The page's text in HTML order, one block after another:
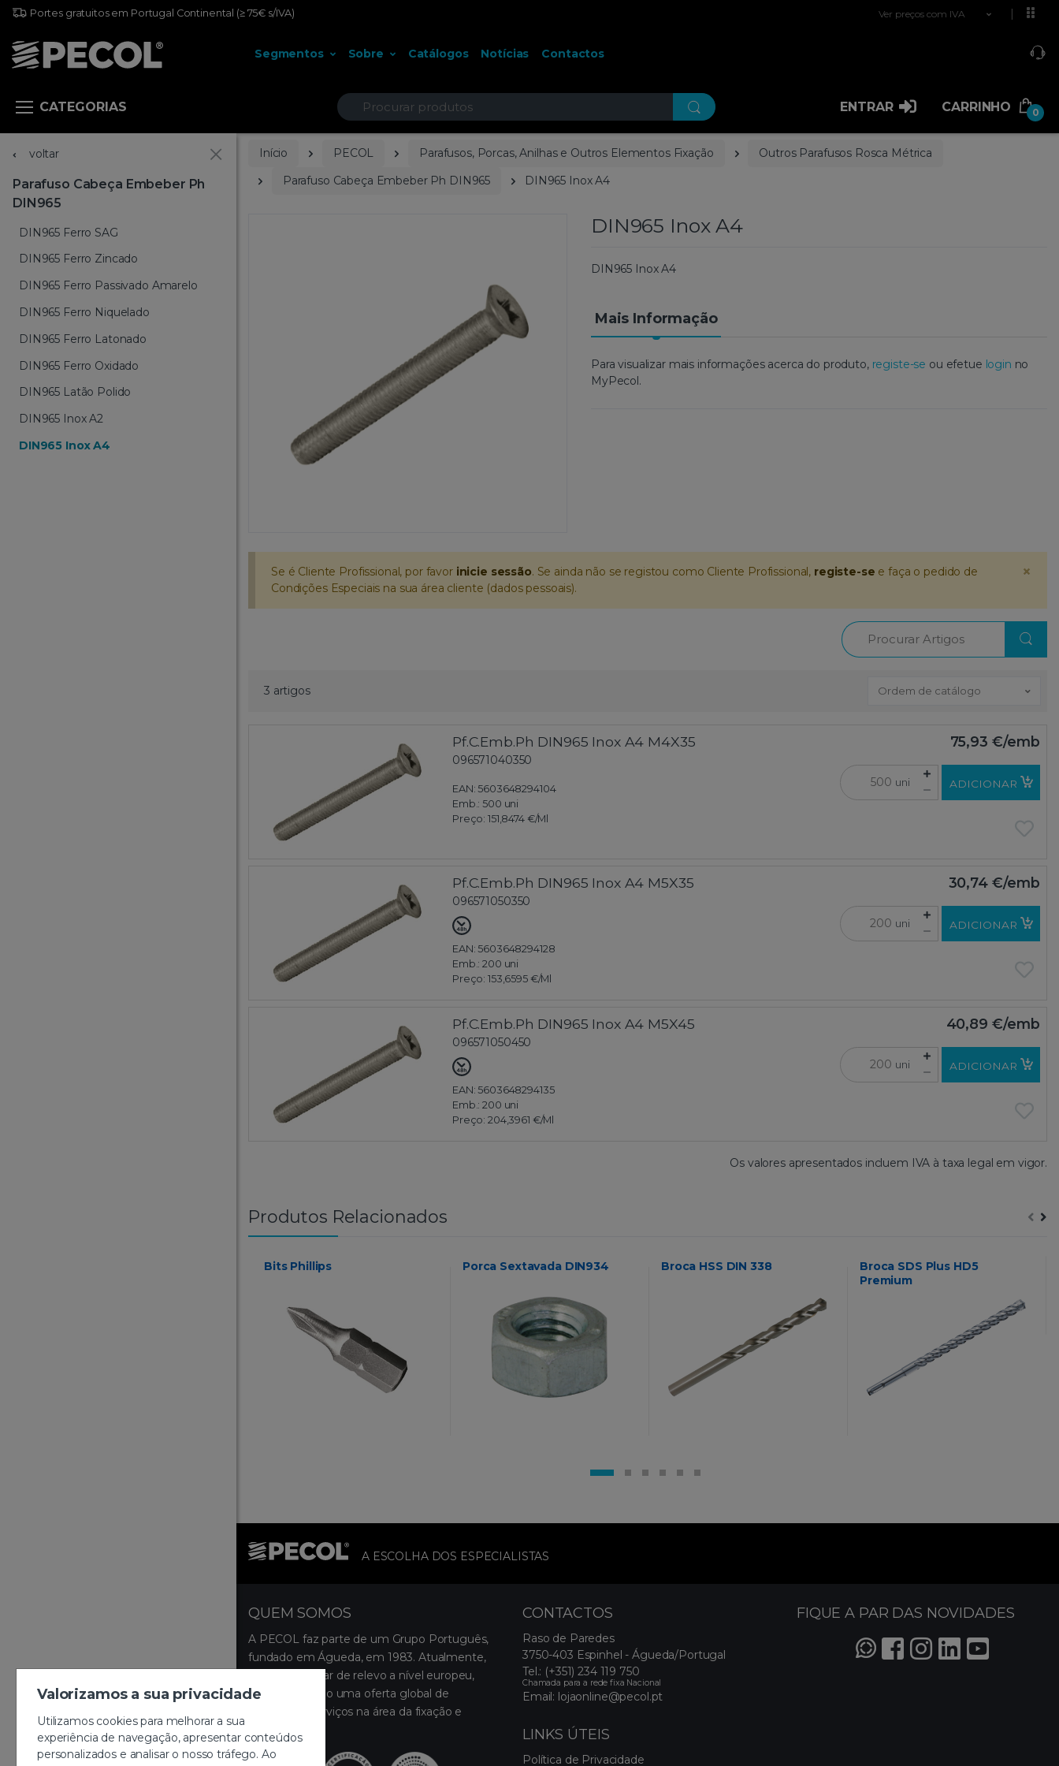
Valorizamos a sua privacidade
Utilizamos cookies para melhorar a sua
experiência de navegação, apresentar conteúdos
personalizados e analisar o nosso tráfego. Ao
Portes gratuitos em Portugal Continental (≥ 75€ s/IVA) Ver preços com IVA
Segmentos Sobre Catálogos Notícias Contactos
CATEGORIAS Procurar ENTRAR CARRINHO 0
voltar
Parafuso Cabeça Embeber Ph
DIN965
DIN965 Ferro SAG
DIN965 Ferro Zincado
DIN965 Ferro Passivado Amarelo
DIN965 Ferro Niquelado
DIN965 Ferro Latonado
DIN965 Ferro Oxidado
DIN965 Latão Polido
DIN965 Inox A2
DIN965 Inox A4
Início PECOL Parafusos, Porcas, Anilhas e Outros Elementos Fixação
Outros Parafusos Rosca Métrica
Parafuso Cabeça Embeber Ph DIN965
DIN965 Inox A4
DIN965 Inox A4
DIN965 Inox A4
Mais Informação
Para visualizar mais informações acerca do produto, registe-se ou efetue login no
MyPecol.
×
Se é Cliente Profissional, por favor inicie sessão. Se ainda não se registou como Cliente Profissional, registe-se e faça o pedido de
Condições Especiais na sua área cliente (dados pessoais).
Procurar
3 artigos Ordem de catálogo
Pf.C.Emb.Ph DIN965 Inox A4 M4X35
096571040350
EAN: 5603648294104
Emb.:500 uni
Preço: 151,8474 €/Ml
75,93 €/emb
uni ADICIONAR
Pf.C.Emb.Ph DIN965 Inox A4 M5X35
096571050350
EAN: 5603648294128
Emb.:200 uni
Preço: 153,6595 €/Ml
30,74 €/emb
uni ADICIONAR
Pf.C.Emb.Ph DIN965 Inox A4 M5X45
096571050450
EAN: 5603648294135
Emb.:200 uni
Preço: 204,3961 €/Ml
40,89 €/emb
uni ADICIONAR
Os valores apresentados incluem IVA à taxa legal em vigor.
Produtos Relacionados
Bits Phillips Porca Sextavada DIN934 Broca HSS DIN 338
Broca SDS Plus HD5
Premium
A ESCOLHA DOS ESPECIALISTAS
QUEM SOMOS
A PECOL faz parte de um Grupo Português,
fundado em Águeda, em 1983. Atualmente,
ocupa um lugar de relevo a nível europeu,
disponibilizando uma oferta global de
produtos e serviços na área da fixação e
montagem.
CONTACTOS
Raso de Paredes
3750-403 Espinhel - Águeda/Portugal
Tel.: (+351) 234 119 750
Chamada para a rede fixa Nacional
Email: lojaonline@pecol.pt
LINKS ÚTEIS
Política de Privacidade
FIQUE A PAR DAS NOVIDADES